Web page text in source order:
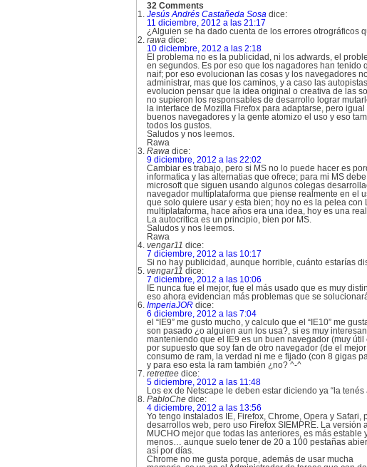
32 Comments
Jesús Andrés Castañeda Sosa dice:
11 diciembre, 2012 a las 21:17
¿Alguien se ha dado cuenta de los errores otrográficos
rawa dice:
10 diciembre, 2012 a las 2:18
El problema no es la publicidad, ni los adwards, el
en segundos. Es por eso que los nagadores han
naif; por eso evolucionan las cosas y los navegadores
administrar, mas que los caminos, y a caso las
evolucion pensar que la idea original o creativa de las
no supieron los responsables de desarrollo lograr
la interface de Mozilla Firefox para adaptarse, pero
buenos navegadores y la gente atomizo el uso y eso
todos los gustos.
Saludos y nos leemos.
Rawa
Rawa dice:
9 diciembre, 2012 a las 22:02
Cambiar es trabajo, pero si MS no lo puede hacer es
informatica y las alternatias que ofrece; para mi MS
microsoft que siguen usando algunos colegas
navegador multiplataforma que piense realmente en el
que solo quiere usar y esta bien; hoy no es la pelea
multiplataforma, hace años era una idea, hoy es una
La autocritica es un principio, bien por MS.
Saludos y nos leemos.
Rawa
vengar11 dice:
7 diciembre, 2012 a las 10:17
Si no hay publicidad, aunque horrible, cuánto estarías
vengar11 dice:
7 diciembre, 2012 a las 10:06
IE nunca fue el mejor, fue el más usado que es muy
eso ahora evidencian más problemas que se
ImperiaJOR dice:
6 diciembre, 2012 a las 7:04
el “IE9” me gusto mucho, y calculo que el “IE10” me
son pasado ¿o alguien aun los usa?, si es muy
manteniendo que el IE9 es un buen navegador (muy
por supuesto que soy fan de otro navegador (de el
consumo de ram, la verdad ni me e fijado (con 8 gigas
y para eso esta la ram también ¿no? ^-^
retrettee dice:
5 diciembre, 2012 a las 11:48
Los ex de Netscape le deben estar diciendo ya “la tenés
PabloChe dice:
4 diciembre, 2012 a las 13:56
Yo tengo instalados IE, Firefox, Chrome, Opera y Safari,
desarrollos web, pero uso Firefox SIEMPRE. La versión
MUCHO mejor que todas las anteriores, es más estable
menos… aunque suelo tener de 20 a 100 pestañas
así por días.
Chrome no me gusta porque, además de usar mucha